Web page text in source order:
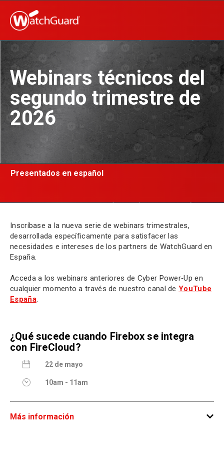
Webinars técnicos del
segundo trimestre de
2026
Presentados en español
Inscríbase a la nueva serie de webinars trimestrales,
desarrollada específicamente para satisfacer las
necesidades e intereses de los partners de WatchGuard en
España.
Acceda a los webinars anteriores de Cyber Power‑Up en
cualquier momento a través de nuestro canal deYouTube
España.
¿Qué sucede cuando Firebox se integra
con FireCloud?
22 de mayo
10am - 11am
Más información